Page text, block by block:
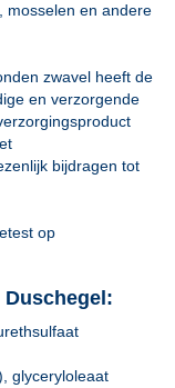
mosselen en andere
zwavel heeft de
en verzorgende
bijdragen tot
op
glyceryloleaat